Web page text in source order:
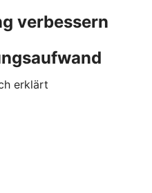
verbessern
erklärt